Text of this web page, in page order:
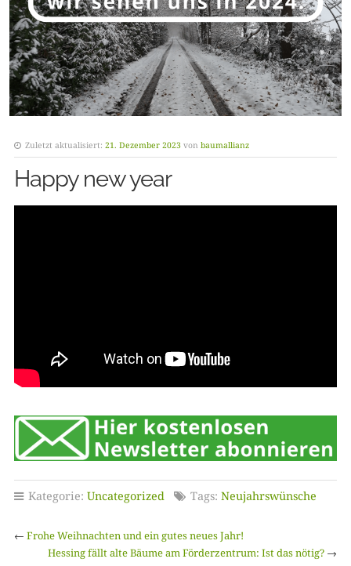
Zuletzt aktualisiert: 21. Dezember 2023 von baumallianz
Happy new year
Kategorie: Uncategorized Tags: Neujahrswünsche
← Frohe Weihnachten und ein gutes neues Jahr!
Hessing fällt alte Bäume am Förderzentrum: Ist das nötig? →